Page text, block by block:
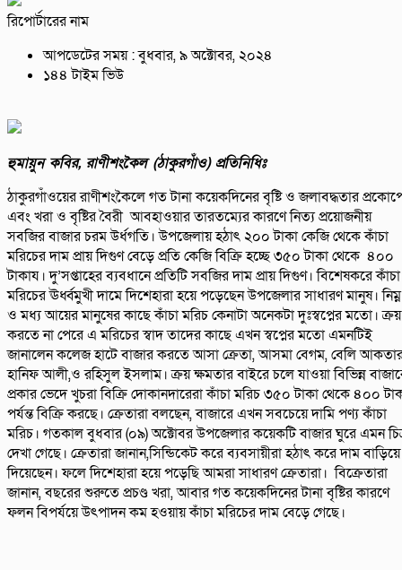
রিপোর্টারের নাম
আপডেটের সময় : বুধবার, ৯ অক্টোবর, ২০২৪
১৪৪ টাইম ভিউ
হুমায়ুন কবির, রাণীশংকৈল (ঠাকুরগাঁও) প্রতিনিধিঃ
ঠাকুরগাঁওয়ের রাণীশংকৈলে গত টানা কয়েকদিনের বৃষ্টি ও জলাবদ্ধতার
এবং খরা ও বৃষ্টির বৈরী আবহাওয়ার তারতম্যের কারণে নিত্য প্রয়োজনীয়
সবজির বাজার চরম উর্ধগতি। উপজেলায় হঠাৎ ২০০ টাকা কেজি থেকে কাঁচা
মরিচের দাম প্রায় দিগুণ বেড়ে প্রতি কেজি বিক্রি হচ্ছে ৩৫০ টাকা থেকে ৪০০
টাকায। দু’সপ্তাহের ব্যবধানে প্রতিটি সবজির দাম প্রায় দিগুণ। বিশেষকরে কাঁচা
মরিচের ঊর্ধ্বমুখী দামে দিশেহারা হয়ে পড়েছেন উপজেলার সাধারণ মানুষ। নিম্ন
ও মধ্য আয়ের মানুষের কাছে কাঁচা মরিচ কেনাটা অনেকটা দুঃস্বপ্নের মতো। ক্রয়
করতে না পেরে এ মরিচের স্বাদ তাদের কাছে এখন স্বপ্নের মতো এমনটিই
জানালেন কলেজ হাটে বাজার করতে আসা ক্রেতা, আসমা বেগম, বেলি
হানিফ আলী,ও রহিসুল ইসলাম। ক্রয় ক্ষমতার বাইরে চলে যাওয়া বিভিন্ন
প্রকার ভেদে খুচরা বিক্রি দোকানদারেরা কাঁচা মরিচ ৩৫০ টাকা থেকে ৪০০
পর্যন্ত বিক্রি করছে। ক্রেতারা বলছেন, বাজারে এখন সবচেয়ে দামি পণ্য কাঁচা
মরিচ। গতকাল বুধবার (০৯) অক্টোবর উপজেলার কয়েকটি বাজার ঘুরে এমন
দেখা গেছে। ক্রেতারা জানান,সিন্ডিকেট করে ব্যবসায়ীরা হঠাৎ করে দাম বাড়িয়ে
দিয়েছেন। ফলে দিশেহারা হয়ে পড়েছি আমরা সাধারণ ক্রেতারা। বিক্রেতারা
জানান, বছরের শুরুতে প্রচণ্ড খরা, আবার গত কয়েকদিনের টানা বৃষ্টির কারণে
ফলন বিপর্যয়ে উৎপাদন কম হওয়ায় কাঁচা মরিচের দাম বেড়ে গেছে।